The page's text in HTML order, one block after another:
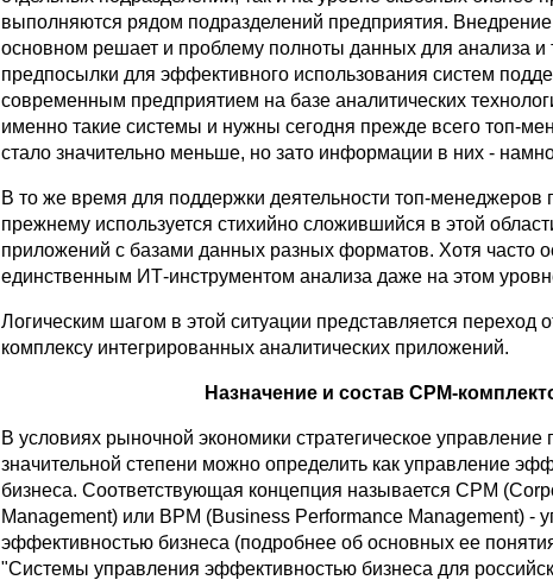
выполняются рядом подразделений предприятия. Внедрение
основном решает и проблему полноты данных для анализа и
предпосылки для эффективного использования систем
современным предприятием на базе аналитических
именно такие системы и нужны сегодня прежде всего топ-
стало значительно меньше, но зато информации в них -
В то же время для поддержки деятельности топ-менеджеров
прежнему используется стихийно сложившийся в этой
приложений с базами данных разных форматов. Хотя часто
единственным ИТ-инструментом анализа даже на этом
Логическим шагом в этой ситуации представляется переход
комплексу интегрированных аналитических приложений.
Назначение и состав CPM-
В условиях рыночной экономики стратегическое управление
значительной степени можно определить как управление
бизнеса. Соответствующая концепция называется CPM
Management) или BPM (Business Performance Management) -
эффективностью бизнеса (подробнее об основных ее
"Системы управления эффективностью бизнеса для